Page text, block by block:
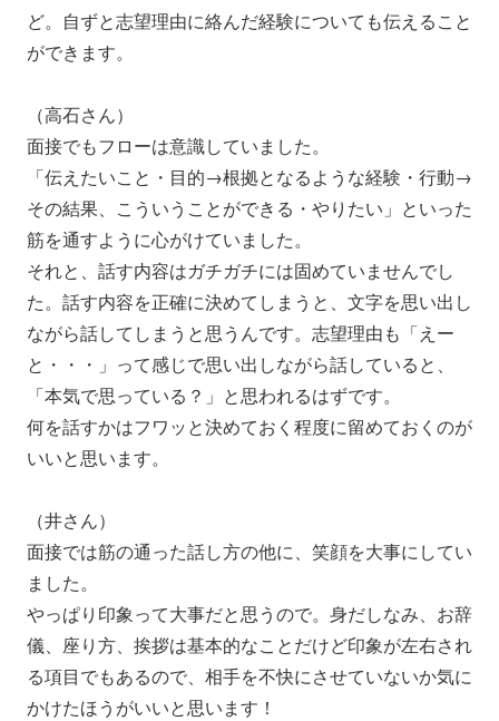
ど。自ずと志望理由に絡んだ経験についても伝えること
ができます。
（高石さん）
面接でもフローは意識していました。
「伝えたいこと・目的→根拠となるような経験・行動→
その結果、こういうことができる・やりたい」といった
筋を通すように心がけていました。
それと、話す内容はガチガチには固めていませんでし
た。話す内容を正確に決めてしまうと、文字を思い出し
ながら話してしまうと思うんです。志望理由も「えー
と・・・」って感じで思い出しながら話していると、
「本気で思っている？」と思われるはずです。
何を話すかはフワッと決めておく程度に留めておくのが
いいと思います。
（井さん）
面接では筋の通った話し方の他に、笑顔を大事にしてい
ました。
やっぱり印象って大事だと思うので。身だしなみ、お辞
儀、座り方、挨拶は基本的なことだけど印象が左右され
る項目でもあるので、相手を不快にさせていないか気に
かけたほうがいいと思います！